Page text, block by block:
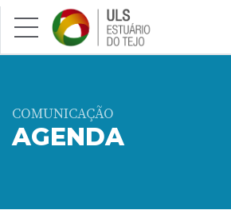
Saltar para conteúdo principal
COMUNICAÇÃO
AGENDA